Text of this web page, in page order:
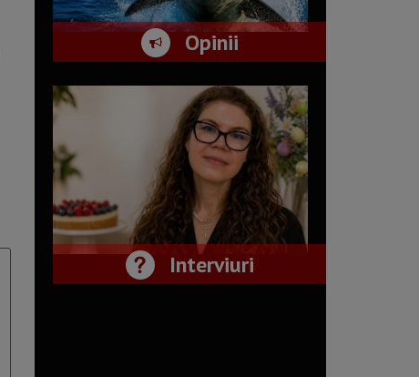
Opinii
Interviuri